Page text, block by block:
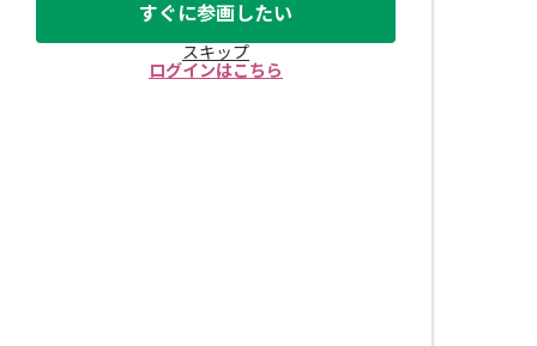
すぐに参画したい
スキップ
ログインはこちら